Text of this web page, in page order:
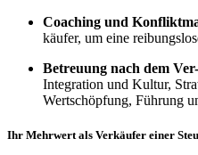
Coa­ching und
käu­fer, um eine
Betreu­ung nach dem
Inte­gra­ti­on und Kul­tur,
Wert­schöp­fung, Füh­rung
Ihr Mehr­wert als Ver­käu­fer einer